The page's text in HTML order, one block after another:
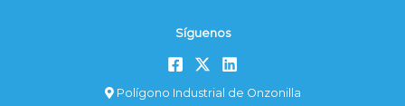
Síguenos
Polígono Industrial de Onzonilla